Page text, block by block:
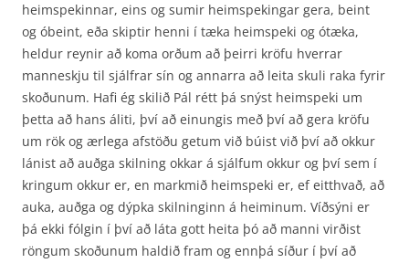
heimspekinnar, eins og sumir heimspekingar gera, beint
og óbeint, eða skiptir henni í tæka heimspeki og ótæka,
heldur reynir að koma orðum að þeirri kröfu hverrar
manneskju til sjálfrar sín og annarra að leita skuli raka fyrir
skoðunum. Hafi ég skilið Pál rétt þá snýst heimspeki um
þetta að hans áliti, því að einungis með því að gera kröfu
um rök og ærlega afstöðu getum við búist við því að okkur
lánist að auðga skilning okkar á sjálfum okkur og því sem í
kringum okkur er, en markmið heimspeki er, ef eitthvað, að
auka, auðga og dýpka skilninginn á heiminum. Víðsýni er
þá ekki fólgin í því að láta gott heita þó að manni virðist
röngum skoðunum haldið fram og ennþá síður í því að